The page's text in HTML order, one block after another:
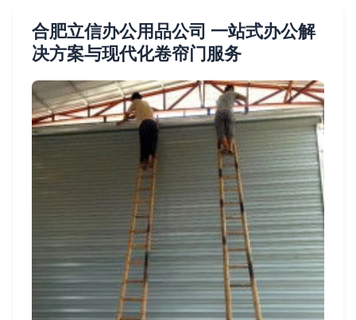
合肥立信办公用品公司 一站式办公解
决方案与现代化卷帘门服务